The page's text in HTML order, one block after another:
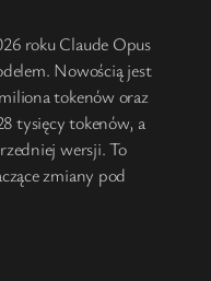
roku Claude Opus
Nowością jest
tokenów oraz
tysięcy tokenów, a
wersji. To
zmiany pod